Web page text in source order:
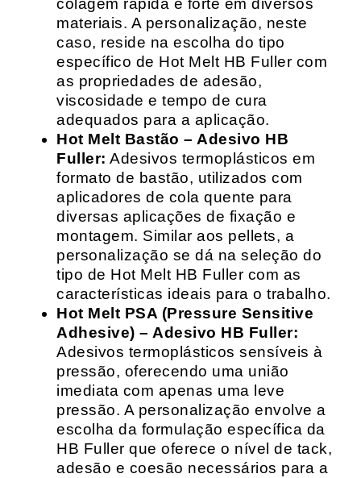
colagem rápida e forte em diversos
materiais. A personalização, neste
caso, reside na escolha do tipo
específico de Hot Melt HB Fuller com
as propriedades de adesão,
viscosidade e tempo de cura
adequados para a aplicação.
Hot Melt Bastão – Adesivo HB
Fuller: Adesivos termoplásticos em
formato de bastão, utilizados com
aplicadores de cola quente para
diversas aplicações de fixação e
montagem. Similar aos pellets, a
personalização se dá na seleção do
tipo de Hot Melt HB Fuller com as
características ideais para o trabalho.
Hot Melt PSA (Pressure Sensitive
Adhesive) – Adesivo HB Fuller:
Adesivos termoplásticos sensíveis à
pressão, oferecendo uma união
imediata com apenas uma leve
pressão. A personalização envolve a
escolha da formulação específica da
HB Fuller que oferece o nível de tack,
adesão e coesão necessários para a